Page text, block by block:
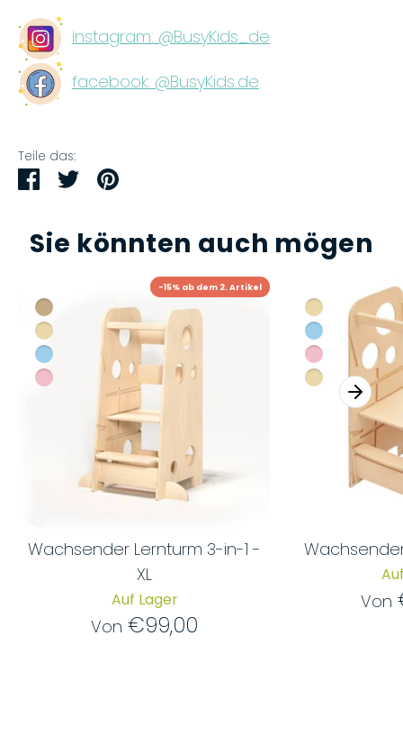
instagram: @BusyKids_de
facebook: @BusyKids.de
Teile das:
TeilenTwitternPinnen
Sie könnten auch mögen
Wachsender Lernturm 3-in-1 -
XL
Auf Lager
Von €99,00
-15% ab dem 2. Artikel
Von